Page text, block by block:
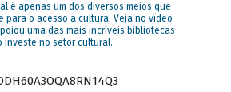
é apenas um dos diversos meios que
para o acesso à cultura. Veja no vídeo
uma das mais incríveis bibliotecas
investe no setor cultural.